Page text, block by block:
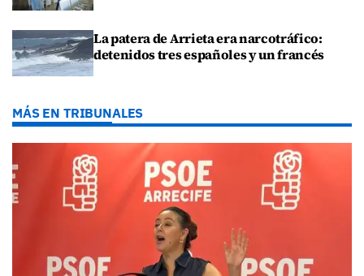
La patera de Arrieta era narcotráfico:
detenidos tres españoles y un francés
MÁS EN TRIBUNALES